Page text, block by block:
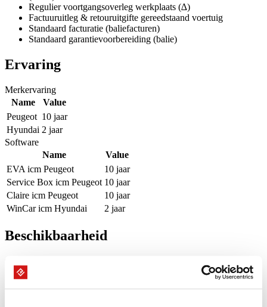
Regulier voortgangsoverleg werkplaats (∆)
Factuuruitleg & retouruitgifte gereedstaand voertuig
Standaard facturatie (baliefacturen)
Standaard garantievoorbereiding (balie)
Ervaring
Merkervaring
Name
Value
Peugeot 10 jaar
Hyundai 2 jaar
Software
Name
Value
EVA icm Peugeot
10 jaar
Service Box icm Peugeot 10 jaar
Claire icm Peugeot
10 jaar
WinCar icm Hyundai
2 jaar
Beschikbaarheid
gemarkeerde dagen.